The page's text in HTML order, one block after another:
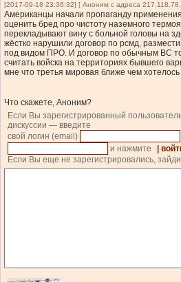
[2017-09-18 23:36:32] [ Аноним с адреса
Американцы начали пропаганду
оценить бред про чистоту наземного
перекладывают вину с больной головы на
жёстко нарушили договор по рсмд,
под видом ПРО. И договор по обычным ВС
считать войска на территориях бывшего
мне что третья мировая ближе чем
Что скажете, Аноним?
Если Вы зарегистрированный
дискуссии — введите
свой логин (email)
и нажмите
|
Если Вы еще не зарегистрировались,